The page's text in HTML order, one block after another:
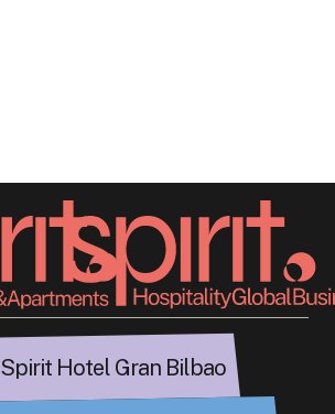
Spirit Hotel Gran Bilbao